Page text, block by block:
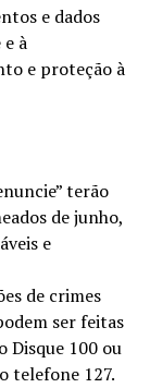
e dados
à
e proteção à
terão
de junho,
e
de crimes
ser feitas
Disque 100 ou
telefone 127.